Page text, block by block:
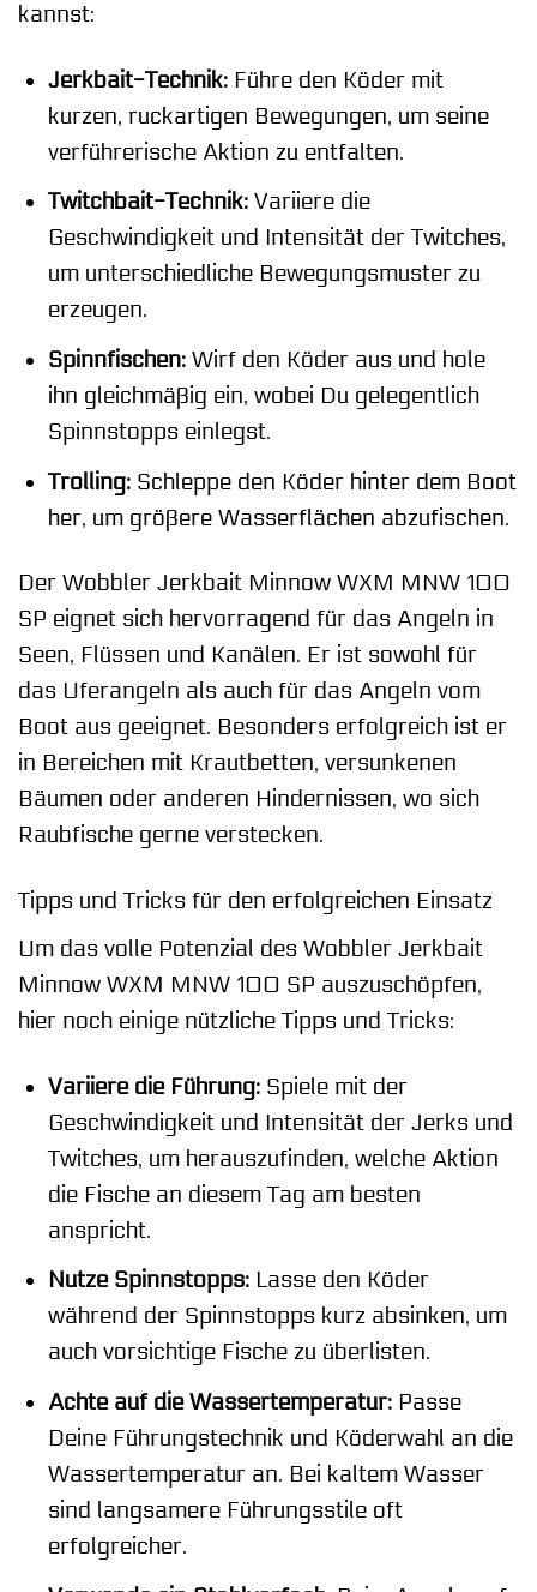
kannst:
Jerkbait-Technik:Führe den Köder mit
kurzen, ruckartigen Bewegungen, um seine
verführerische Aktion zu entfalten.
Twitchbait-Technik:Variiere die
Geschwindigkeit und Intensität der Twitches,
um unterschiedliche Bewegungsmuster zu
erzeugen.
Spinnfischen:Wirf den Köder aus und hole
ihn gleichmäßig ein, wobei Du gelegentlich
Spinnstopps einlegst.
Trolling:Schleppe den Köder hinter dem Boot
her, um größere Wasserflächen abzufischen.
Der Wobbler Jerkbait Minnow WXM MNW 100
SP eignet sich hervorragend für das Angeln in
Seen, Flüssen und Kanälen. Er ist sowohl für
das Uferangeln als auch für das Angeln vom
Boot aus geeignet. Besonders erfolgreich ist er
in Bereichen mit Krautbetten, versunkenen
Bäumen oder anderen Hindernissen, wo sich
Raubfische gerne verstecken.
Tipps und Tricks für den erfolgreichen Einsatz
Um das volle Potenzial des Wobbler Jerkbait
Minnow WXM MNW 100 SP auszuschöpfen,
hier noch einige nützliche Tipps und Tricks:
Variiere die Führung:Spiele mit der
Geschwindigkeit und Intensität der Jerks und
Twitches, um herauszufinden, welche Aktion
die Fische an diesem Tag am besten
anspricht.
Nutze Spinnstopps:Lasse den Köder
während der Spinnstopps kurz absinken, um
auch vorsichtige Fische zu überlisten.
Achte auf die Wassertemperatur:Passe
Deine Führungstechnik und Köderwahl an die
Wassertemperatur an. Bei kaltem Wasser
sind langsamere Führungsstile oft
erfolgreicher.